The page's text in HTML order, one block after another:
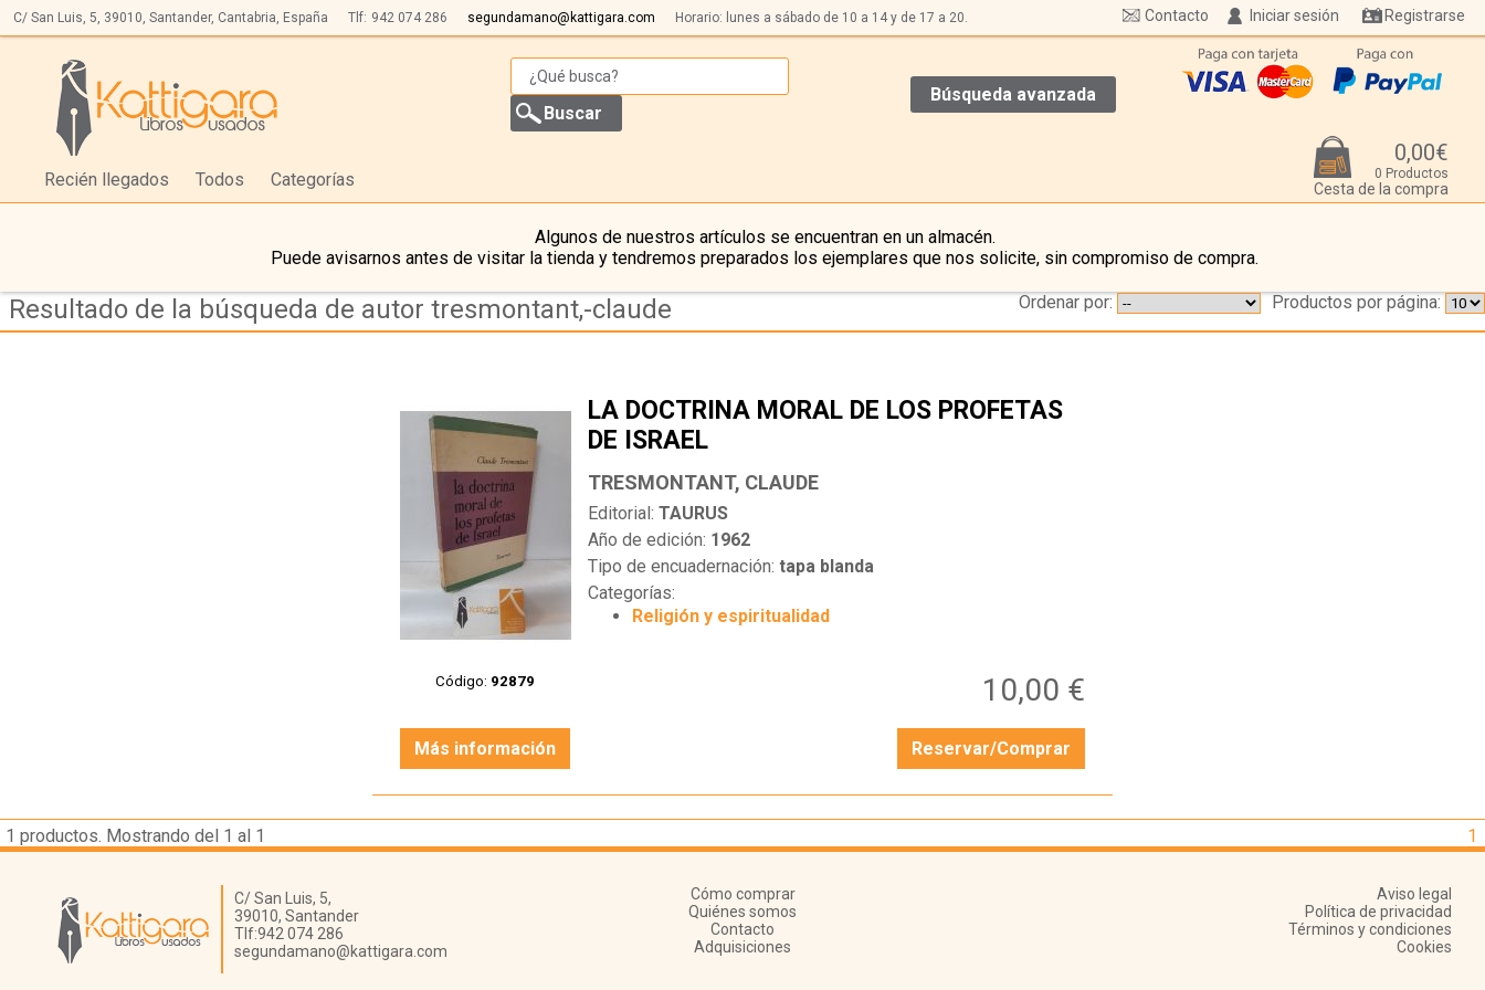
C/ San Luis, 5, 39010, Santander, Cantabria, España Tlf: 942 074 286 segundamano@kattigara.com Horario: lunes a sábado de 10 a 14 y de 17 a 20. Iniciar sesión Registrarse
Contacto
Búsqueda avanzada
Recién llegados Todos Categorías
0,00€
0 Productos
Cesta de la compra
Algunos de nuestros artículos se encuentran en un almacén.
Puede avisarnos antes de visitar la tienda y tendremos preparados los ejemplares que nos solicite, sin compromiso de compra.
Resultado de la búsqueda de autor tresmontant,-claude Productos por página:
Ordenar por:
Código: 92879
LA DOCTRINA MORAL DE LOS PROFETAS
DE ISRAEL
TRESMONTANT, CLAUDE
Editorial: TAURUS
Año de edición: 1962
Tipo de encuadernación: tapa blanda
Categorías:
Religión y espiritualidad
10,00 €
Más información Reservar/Comprar
1 productos. Mostrando del 1 al 1 1
Librería Kattigara
C/ San Luis, 5,
39010, Santander
Tlf:942 074 286
segundamano@kattigara.com
Cómo comprar
Quiénes somos
Contacto
Adquisiciones
Aviso legal
Política de privacidad
Términos y condiciones
Cookies